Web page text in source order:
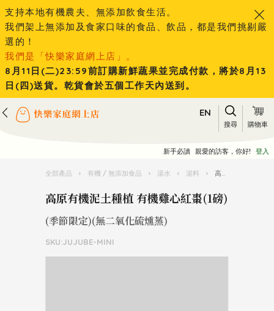
支持本地有機農夫、無添加飲食生活。
我們架上無添加及食家口味的食品、飲品，都是我們挑剔嚴
選的！
我們是「快樂家庭網上店」。
8月11日(二)23:59前訂購新鮮蔬果並完成付款，將於8月13
日(四)送貨。乾貨會於五個工作天內送到。
EN
搜尋 購物車
新手必讀 親愛的訪客，你好! 登入
全部產品 › 有機 / 無添加食品 › 湯水 › 湯料 › 高原有機泥土種植 有機雞心紅棗(1磅)
高原有機泥土種植 有機雞心紅棗(1磅)
(季節限定)(無二氧化硫燻蒸)
SKU:JUJUBE-MINI